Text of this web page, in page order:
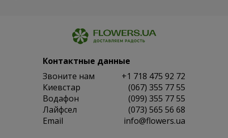
Контактные данные
Звоните нам
+1 718 475 92 72
Киевстар
(067) 355 77 55
Водафон
(099) 355 77 55
Лайфсел
(073) 565 56 68
Email
info@flowers.ua